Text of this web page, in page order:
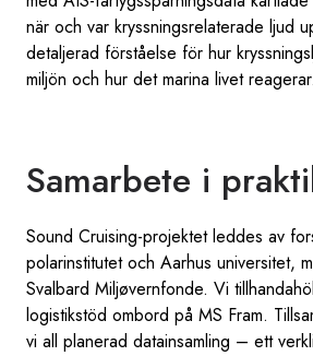
när och var kryssningsrelaterade ljud
detaljerad förståelse för hur
miljön och hur det marina livet reagerar.
Samarbete i
Sound Cruising-projektet leddes av
polarinstitutet och Aarhus universitet,
Svalbard Miljøvernfonde. Vi
logistikstöd ombord på MS Fram.
vi all planerad datainsamling – ett